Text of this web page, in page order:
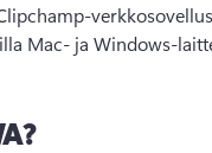
Mac- ja Windows-